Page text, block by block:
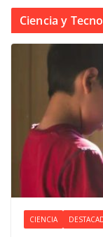
Ciencia y
CIENCIA